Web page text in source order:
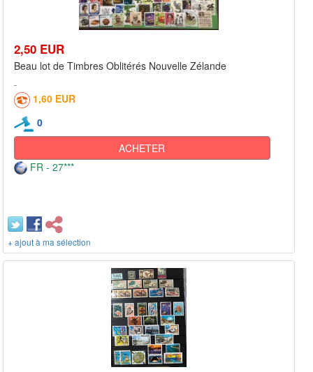
2,50 EUR
Beau lot de Timbres Oblitérés Nouvelle Zélande
1,60 EUR
0
ACHETER
FR - 27***
+ ajout à ma sélection